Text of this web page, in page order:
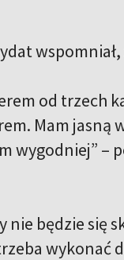
wspomniał,
od trzech
Mam jasną
wygodniej” –
nie będzie się
wykonać